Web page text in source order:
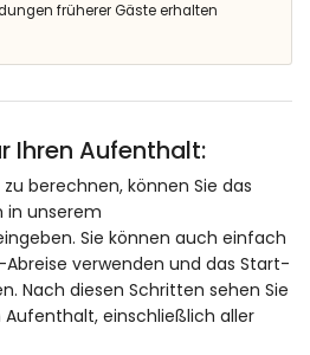
früherer Gäste erhalten
Ihren Aufenthalt:
berechnen, können Sie das
in unserem
Sie können auch einfach
verwenden und das Start-
Nach diesen Schritten sehen Sie
einschließlich aller